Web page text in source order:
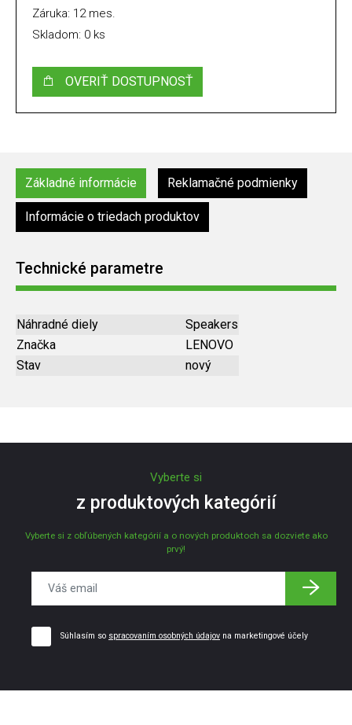
Záruka: 12 mes.
Skladom: 0 ks
OVERIŤ DOSTUPNOSŤ
Základné informácie Reklamačné podmienky
Informácie o triedach produktov
Technické parametre
Náhradné diely
Speakers
Značka
LENOVO
Stav
nový
Vyberte si
z produktových kategórií
Vyberte si z obľúbených kategórií a o nových produktoch sa dozviete ako
prvý!
Súhlasím so spracovaním osobných údajov na marketingové účely